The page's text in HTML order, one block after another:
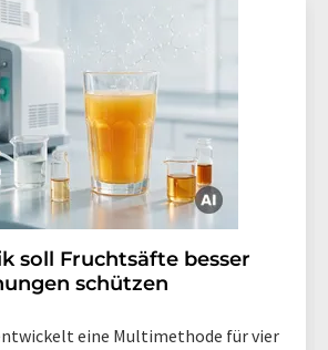
soll Fruchtsäfte besser
schützen
eine Multimethode für vier